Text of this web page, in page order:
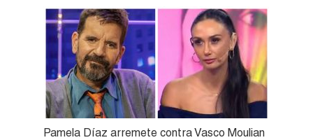
Pamela Díaz arremete contra Vasco Moulian